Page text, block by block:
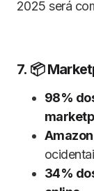
2025 será
7. 📦
98%
34%